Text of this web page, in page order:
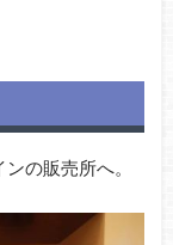
の販売所へ。